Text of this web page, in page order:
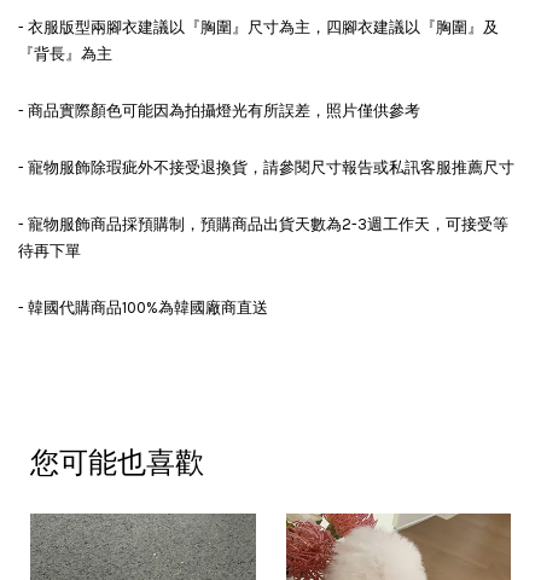
- 衣服版型兩腳衣建議以『胸圍』尺寸為主，四腳衣建議以『胸圍』及
『背長』為主
- 商品實際顏色可能因為拍攝燈光有所誤差，照片僅供參考
- 寵物服飾除瑕疵外不接受退換貨，請參閱尺寸報告或私訊客服推薦尺寸
- 寵物服飾商品採預購制，預購商品出貨天數為2-3週工作天，可接受等
待再下單
- 韓國代購商品100%為韓國廠商直送
您可能也喜歡